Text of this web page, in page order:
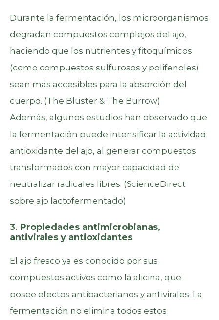
Durante la fermentación, los microorganismos
degradan compuestos complejos del ajo,
haciendo que los nutrientes y fitoquímicos
(como compuestos sulfurosos y polifenoles)
sean más accesibles para la absorción del
cuerpo. (The Bluster & The Burrow)
Además, algunos estudios han observado que
la fermentación puede intensificar la actividad
antioxidante del ajo, al generar compuestos
transformados con mayor capacidad de
neutralizar radicales libres. (ScienceDirect
sobre ajo lactofermentado)
3. Propiedades antimicrobianas,
antivirales y antioxidantes
El ajo fresco ya es conocido por sus
compuestos activos como la alicina, que
posee efectos antibacterianos y antivirales. La
fermentación no elimina todos estos